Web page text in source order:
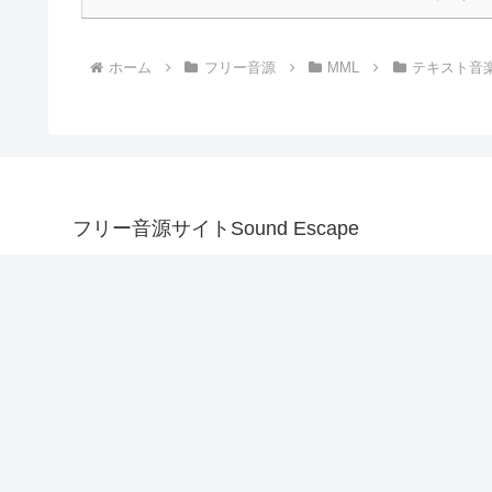
ホーム フリー音源 MML テキスト音
フリー音源サイトSound Escape